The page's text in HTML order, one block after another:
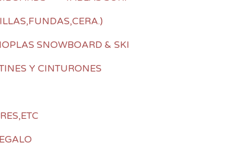
SNOWBOARD & SKI
Y CINTURONES